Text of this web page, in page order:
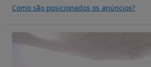
Como são posicionados os anúncios?